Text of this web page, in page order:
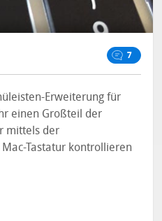
7
Erweiterung für
einen Großteil der
mittels der
Tastatur kontrollieren